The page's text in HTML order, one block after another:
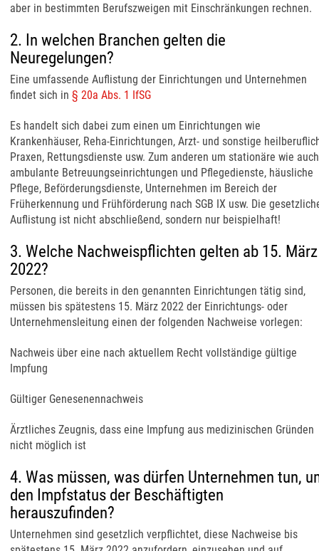
aber in bestimmten Berufszweigen mit Einschränkungen rechnen.
2. In welchen Branchen gelten die
Neuregelungen?
Eine umfassende Auflistung der Einrichtungen und Unternehmen
findet sich in § 20a Abs. 1 IfSG
Es handelt sich dabei zum einen um Einrichtungen wie
Krankenhäuser, Reha-Einrichtungen, Arzt- und sonstige
Praxen, Rettungsdienste usw. Zum anderen um stationäre wie auch
ambulante Betreuungseinrichtungen und Pflegedienste, häusliche
Pflege, Beförderungsdienste, Unternehmen im Bereich der
Früherkennung und Frühförderung nach SGB IX usw. Die
Auflistung ist nicht abschließend, sondern nur beispielhaft!
3. Welche Nachweispflichten gelten ab 15. März
2022?
Personen, die bereits in den genannten Einrichtungen tätig sind,
müssen bis spätestens 15. März 2022 der Einrichtungs- oder
Unternehmensleitung einen der folgenden Nachweise vorlegen:
Nachweis über eine nach aktuellem Recht vollständige gültige
Impfung
Gültiger Genesenennachweis
Ärztliches Zeugnis, dass eine Impfung aus medizinischen Gründen
nicht möglich ist
4. Was müssen, was dürfen Unternehmen tun,
den Impfstatus der Beschäftigten
herauszufinden?
Unternehmen sind gesetzlich verpflichtet, diese Nachweise bis